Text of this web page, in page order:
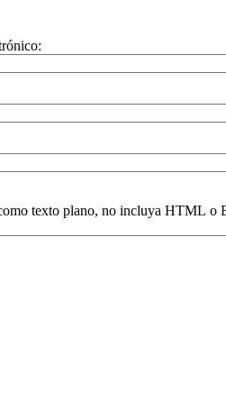
texto plano, no incluya HTML o